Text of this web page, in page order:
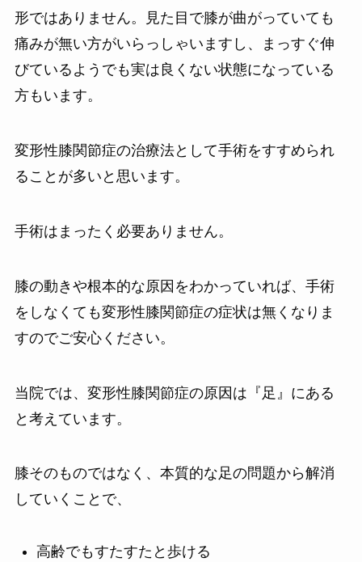
形ではありません。見た目で膝が曲がっていても
痛みが無い方がいらっしゃいますし、まっすぐ伸
びているようでも実は良くない状態になっている
方もいます。
変形性膝関節症の治療法として手術をすすめられ
ることが多いと思います。
手術はまったく必要ありません。
膝の動きや根本的な原因をわかっていれば、手術
をしなくても変形性膝関節症の症状は無くなりま
すのでご安心ください。
当院では、変形性膝関節症の原因は『足』にある
と考えています。
膝そのものではなく、本質的な足の問題から解消
していくことで、
高齢でもすたすたと歩ける